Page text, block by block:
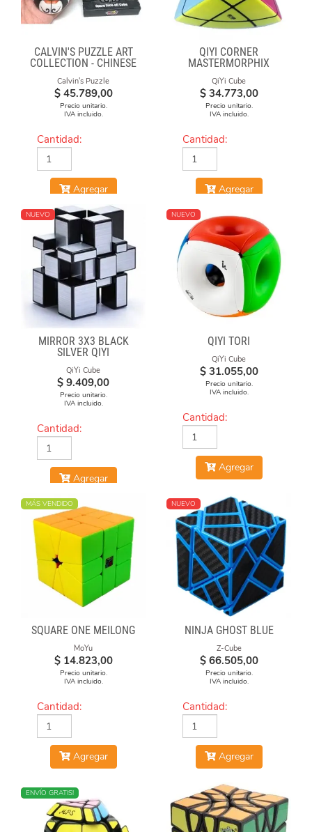
CALVIN'S PUZZLE ART
COLLECTION - CHINESE
OPERA FACE-OFF CUBE
(BLACK & WHITE MASKS)
Calvin's Puzzle
$ 45.789,00
Precio unitario.
IVA incluido.
Cantidad:
Agregar
QIYI CORNER
MASTERMORPHIX
QiYi Cube
$ 34.773,00
Precio unitario.
IVA incluido.
Cantidad:
Agregar
NUEVO
MIRROR 3X3 BLACK
SILVER QIYI
QiYi Cube
$ 9.409,00
Precio unitario.
IVA incluido.
Cantidad:
Agregar
NUEVO
QIYI TORI
QiYi Cube
$ 31.055,00
Precio unitario.
IVA incluido.
Cantidad:
Agregar
MÁS VENDIDO
SQUARE ONE MEILONG
MoYu
$ 14.823,00
Precio unitario.
IVA incluido.
Cantidad:
Agregar
NUEVO
NINJA GHOST BLUE
Z-Cube
$ 66.505,00
Precio unitario.
IVA incluido.
Cantidad:
Agregar
NUEVO
ENVÍO GRATIS!